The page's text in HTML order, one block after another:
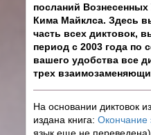
посланий
Кима Майклса. Здесь
часть всех диктовок,
период с 2003 года по
вашего удобства все
трех
На основании диктовок
издана книга:Окончание
язык еще не переведена).